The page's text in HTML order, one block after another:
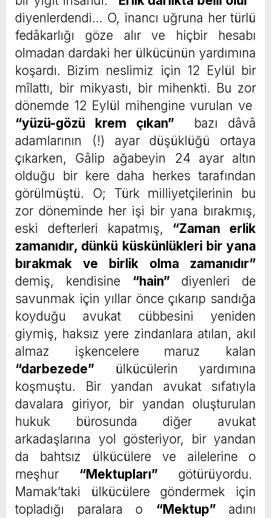
diyenlerdendi… O, inancı uğruna her türlü
fedâkarlığı göze alır ve hiçbir hesabı
olmadan dardaki her ülkücünün yardımına
koşardı. Bizim neslimiz için 12 Eylül bir
mîlattı, bir mikyastı, bir mihenkti. Bu zor
dönemde 12 Eylül mihengine vurulan ve
“yüzü-gözü krem çıkan” bazı dâvâ
adamlarının (!) ayar düşüklüğü ortaya
çıkarken, Gâlip ağabeyin 24 ayar altın
olduğu bir kere daha herkes tarafından
görülmüştü. O; Türk milliyetçilerinin bu
zor döneminde her işi bir yana bırakmış,
eski defterleri kapatmış, “Zaman erlik
zamanıdır, dünkü küskünlükleri bir yana
bırakmak ve birlik olma zamanıdır”
demiş, kendisine “hain” diyenleri de
savunmak için yıllar önce çıkarıp sandığa
koyduğu avukat cübbesini yeniden
giymiş, haksız yere zindanlara atılan, akıl
almaz işkencelere maruz kalan
“darbezede” ülkücülerin yardımına
koşmuştu. Bir yandan avukat sıfatıyla
davalara giriyor, bir yandan oluşturulan
hukuk bürosunda diğer avukat
arkadaşlarına yol gösteriyor, bir yandan
da bahtsız ülkücülere ve ailelerine o
meşhur “Mektupları” götürüyordu.
Mamak’taki ülkücülere göndermek için
topladığı paralara o “Mektup” adını